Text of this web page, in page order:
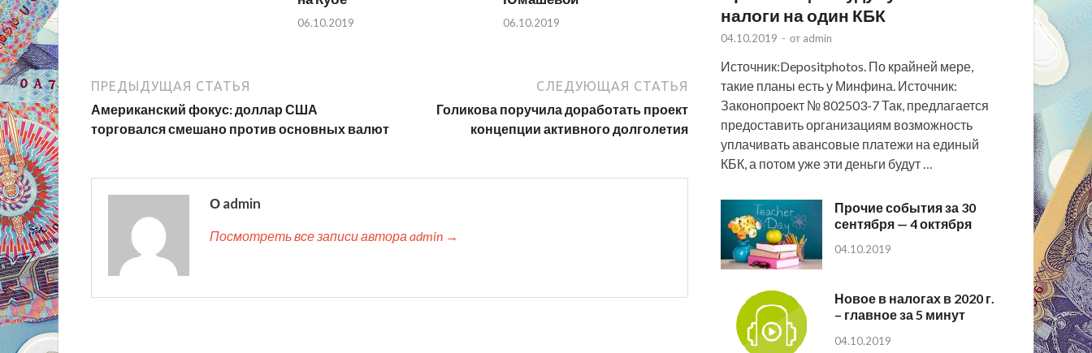
06.10.2019 06.10.2019
ПРЕДЫДУЩАЯ СТАТЬЯ
Американский фокус: доллар США
торговался смешано против основных валют
СЛЕДУЮЩАЯ СТАТЬЯ
Голикова поручила доработать проект
концепции активного долголетия
О admin
Посмотреть все записи автора admin →
налоги на один КБК
04.10.2019 - от admin
Источник:Depositphotos. По крайней мере,
такие планы есть у Минфина. Источник:
Законопроект № 802503-7 Так, предлагается
предоставить организациям возможность
уплачивать авансовые платежи на единый
КБК, а потом уже эти деньги будут …
Прочие события за 30
сентября — 4 октября
04.10.2019
Новое в налогах в 2020 г.
– главное за 5 минут
04.10.2019